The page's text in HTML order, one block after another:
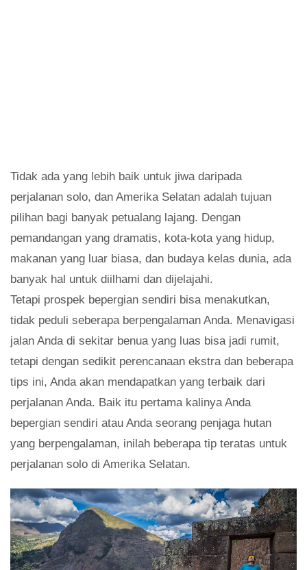
Tidak ada yang lebih baik untuk jiwa daripada
perjalanan solo, dan Amerika Selatan adalah tujuan
pilihan bagi banyak petualang lajang. Dengan
pemandangan yang dramatis, kota-kota yang hidup,
makanan yang luar biasa, dan budaya kelas dunia, ada
banyak hal untuk diilhami dan dijelajahi.
Tetapi prospek bepergian sendiri bisa menakutkan,
tidak peduli seberapa berpengalaman Anda. Menavigasi
jalan Anda di sekitar benua yang luas bisa jadi rumit,
tetapi dengan sedikit perencanaan ekstra dan beberapa
tips ini, Anda akan mendapatkan yang terbaik dari
perjalanan Anda. Baik itu pertama kalinya Anda
bepergian sendiri atau Anda seorang penjaga hutan
yang berpengalaman, inilah beberapa tip teratas untuk
perjalanan solo di Amerika Selatan.